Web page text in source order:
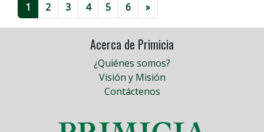
1 2 3 4 5 6 »
Acerca de Primicia
¿Quiénes somos?
Visión y Misión
Contáctenos